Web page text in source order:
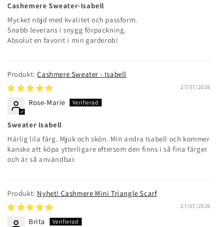
Cashemere Sweater-Isabell
Mycket nöjd med kvalitet och passform.
Snabb leverans i snygg förpackning.
Absolut en favorit i min garderob!
Cashmere Sweater - Isabell
27/07/2026
Rose-Marie
Sweater Isabell
Härlig lila färg. Mjuk och skön. Min andra Isabell och kommer
kanske att köpa ytterligare eftersom den finns i så fina färger
och är så användbar.
Nyhet! Cashmere Mini Triangle Scarf
27/07/2026
Brita